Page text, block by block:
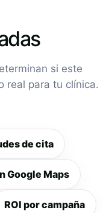
si este
real para tu clínica.
de cita
Google Maps
ROI por campaña